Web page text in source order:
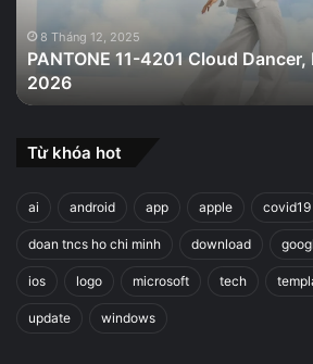
của
năm
2026
8 Tháng 12, 2025
PANTONE 11-4201 Cloud
2026
Từ khóa hot
ai android app apple covid19
doan tncs ho chi minh download
ios logo microsoft tech
update windows